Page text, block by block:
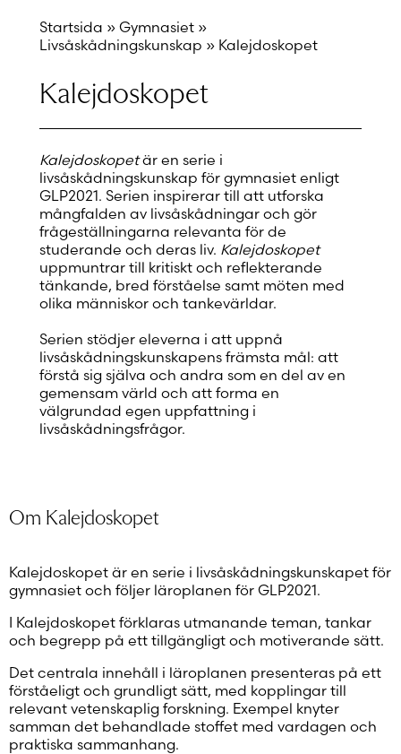
Startsida »Gymnasiet »
Livsåskådningskunskap » Kalejdoskopet
Kalejdoskopet
Kalejdoskopetär en serie i
livsåskådningskunskap för gymnasiet enligt
GLP2021. Serien inspirerar till att utforska
mångfalden av livsåskådningar och gör
frågeställningarna relevanta för de
studerande och deras liv. Kalejdoskopet
uppmuntrar till kritiskt och reflekterande
tänkande, bred förståelse samt möten med
olika människor och tankevärldar.
Serien stödjer eleverna i att uppnå
livsåskådningskunskapens främsta mål: att
förstå sig själva och andra som en del av en
gemensam värld och att forma en
välgrundad egen uppfattning i
livsåskådningsfrågor.
Om Kalejdoskopet
Kalejdoskopet är en serie i livsåskådningskunskapet för
gymnasiet och följer läroplanen för GLP2021.
I Kalejdoskopet förklaras utmanande teman, tankar
och begrepp på ett tillgängligt och motiverande sätt.
Det centrala innehåll i läroplanen presenteras på ett
förståeligt och grundligt sätt, med kopplingar till
relevant vetenskaplig forskning. Exempel knyter
samman det behandlade stoffet med vardagen och
praktiska sammanhang.